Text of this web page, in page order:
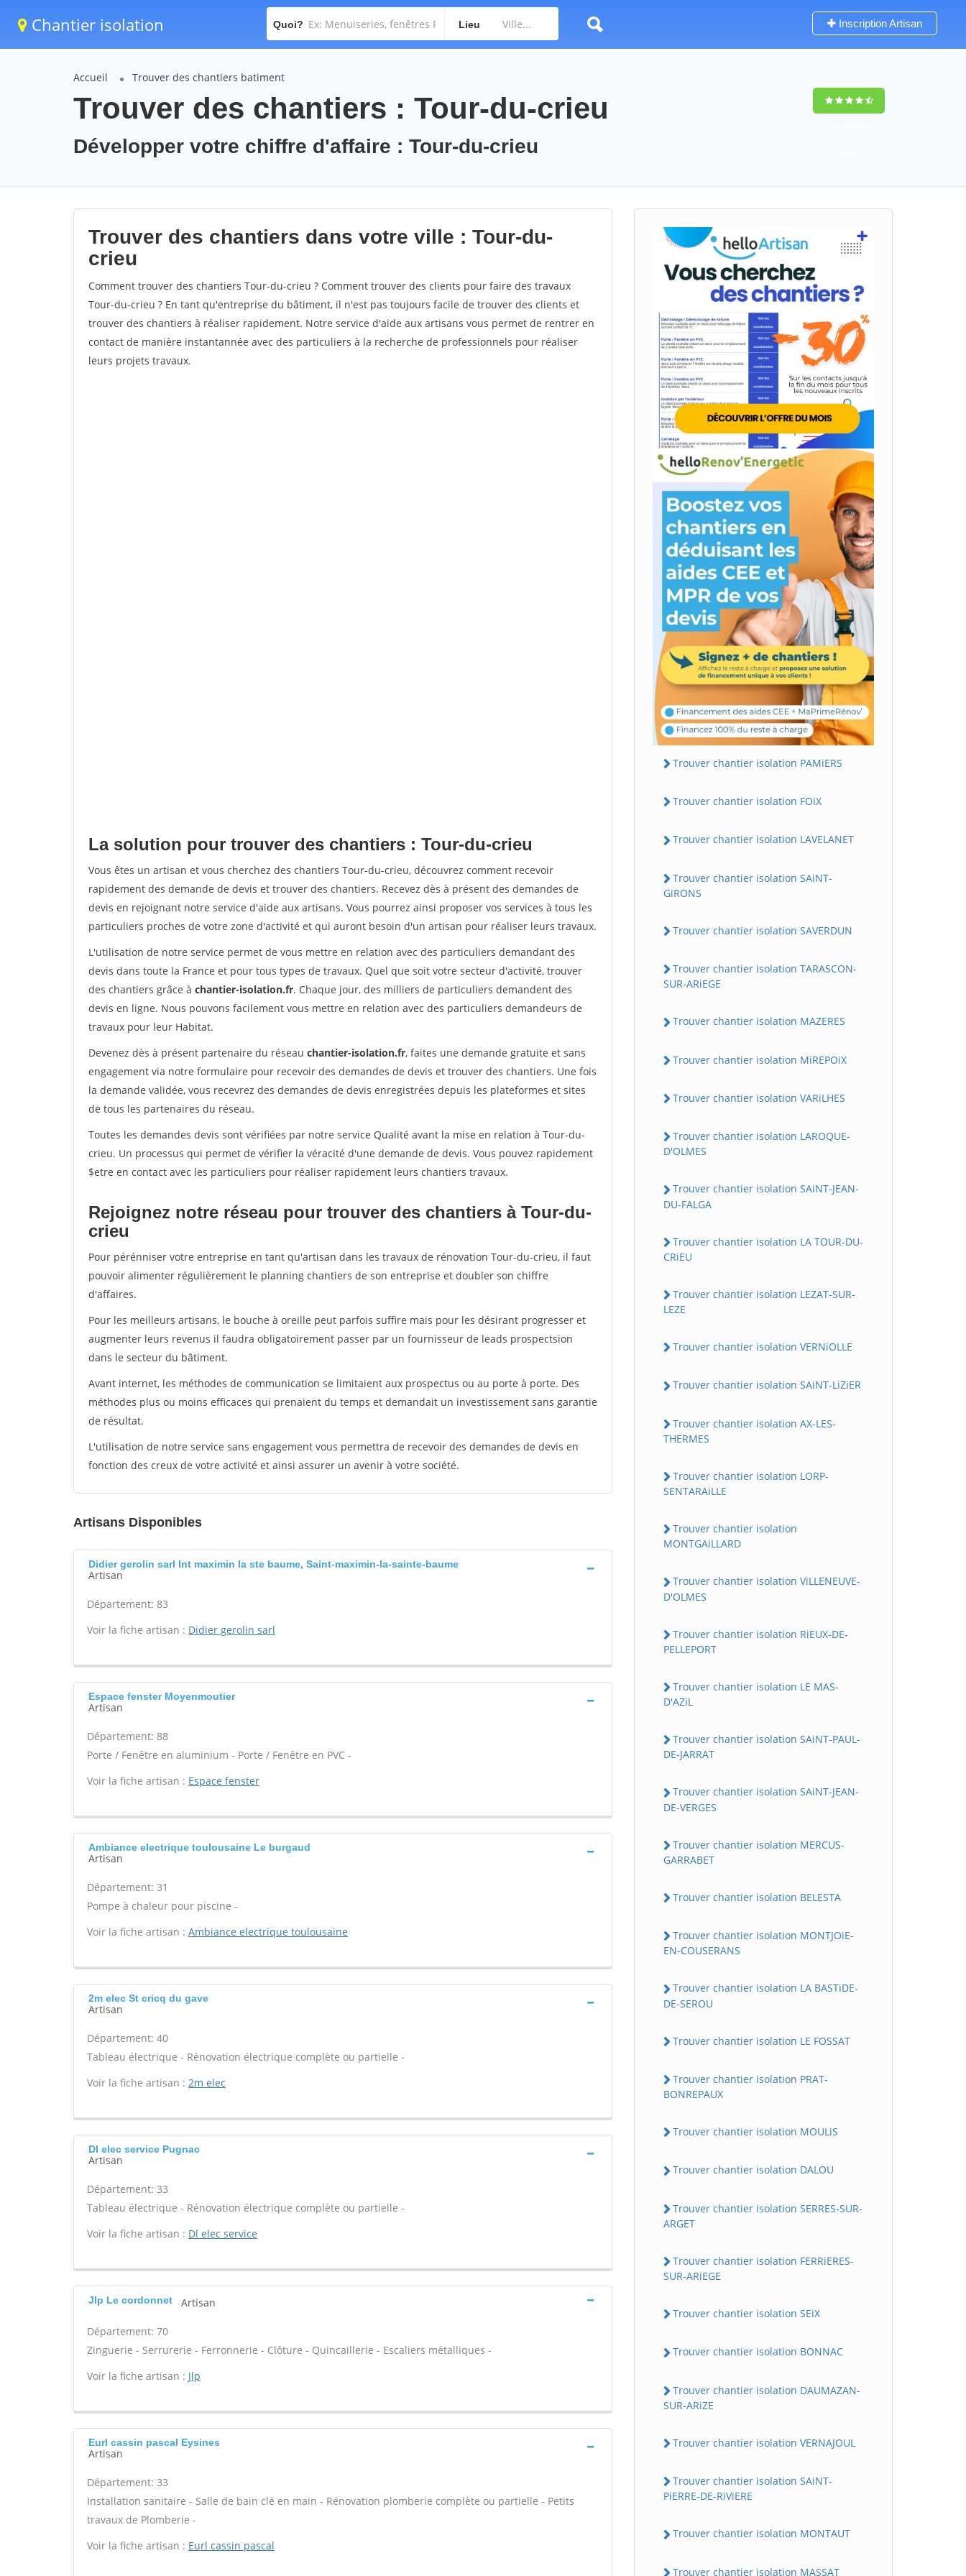
Chantier isolation Quoi? Lieu Inscription Artisan
Accueil Trouver des chantiers batiment
Trouver des chantiers : Tour-du-crieu
Développer votre chiffre d'affaire : Tour-du-crieu
Trouver des chantiers dans votre ville : Tour-du-
crieu
Comment trouver des chantiers Tour-du-crieu ? Comment trouver des clients pour faire des travaux
Tour-du-crieu ? En tant qu'entreprise du bâtiment, il n'est pas toujours facile de trouver des clients et
trouver des chantiers à réaliser rapidement. Notre service d'aide aux artisans vous permet de rentrer en
contact de manière instantannée avec des particuliers à la recherche de professionnels pour réaliser
leurs projets travaux.
La solution pour trouver des chantiers : Tour-du-crieu
Vous êtes un artisan et vous cherchez des chantiers Tour-du-crieu, découvrez comment recevoir
rapidement des demande de devis et trouver des chantiers. Recevez dès à présent des demandes de
devis en rejoignant notre service d'aide aux artisans. Vous pourrez ainsi proposer vos services à tous les
particuliers proches de votre zone d'activité et qui auront besoin d'un artisan pour réaliser leurs travaux.
L'utilisation de notre service permet de vous mettre en relation avec des particuliers demandant des
devis dans toute la France et pour tous types de travaux. Quel que soit votre secteur d'activité, trouver
des chantiers grâce à chantier-isolation.fr. Chaque jour, des milliers de particuliers demandent des
devis en ligne. Nous pouvons facilement vous mettre en relation avec des particuliers demandeurs de
travaux pour leur Habitat.
Devenez dès à présent partenaire du réseau chantier-isolation.fr, faites une demande gratuite et sans
engagement via notre formulaire pour recevoir des demandes de devis et trouver des chantiers. Une fois
la demande validée, vous recevrez des demandes de devis enregistrées depuis les plateformes et sites
de tous les partenaires du réseau.
Toutes les demandes devis sont vérifiées par notre service Qualité avant la mise en relation à Tour-du-
crieu. Un processus qui permet de vérifier la véracité d'une demande de devis. Vous pouvez rapidement
$etre en contact avec les particuliers pour réaliser rapidement leurs chantiers travaux.
Rejoignez notre réseau pour trouver des chantiers à Tour-du-
crieu
Pour pérénniser votre entreprise en tant qu'artisan dans les travaux de rénovation Tour-du-crieu, il faut
pouvoir alimenter régulièrement le planning chantiers de son entreprise et doubler son chiffre
d'affaires.
Pour les meilleurs artisans, le bouche à oreille peut parfois suffire mais pour les désirant progresser et
augmenter leurs revenus il faudra obligatoirement passer par un fournisseur de leads prospectsion
dans le secteur du bâtiment.
Avant internet, les méthodes de communication se limitaient aux prospectus ou au porte à porte. Des
méthodes plus ou moins efficaces qui prenaient du temps et demandait un investissement sans garantie
de résultat.
L'utilisation de notre service sans engagement vous permettra de recevoir des demandes de devis en
fonction des creux de votre activité et ainsi assurer un avenir à votre société.
Artisans Disponibles
Didier gerolin sarl Int maximin la ste baume, Saint-maximin-la-sainte-baume
Artisan
Département: 83
Voir la fiche artisan : Didier gerolin sarl
Espace fenster Moyenmoutier
Artisan
Département: 88
Porte / Fenêtre en aluminium - Porte / Fenêtre en PVC -
Voir la fiche artisan : Espace fenster
Ambiance electrique toulousaine Le burgaud
Artisan
Département: 31
Pompe à chaleur pour piscine -
Voir la fiche artisan : Ambiance electrique toulousaine
2m elec St cricq du gave
Artisan
Département: 40
Tableau électrique - Rénovation électrique complète ou partielle -
Voir la fiche artisan : 2m elec
Dl elec service Pugnac
Artisan
Département: 33
Tableau électrique - Rénovation électrique complète ou partielle -
Voir la fiche artisan : Dl elec service
Jlp Le cordonnet Artisan
Département: 70
Zinguerie - Serrurerie - Ferronnerie - Clôture - Quincaillerie - Escaliers métalliques -
Voir la fiche artisan : Jlp
Eurl cassin pascal Eysines
Artisan
Département: 33
Installation sanitaire - Salle de bain clé en main - Rénovation plomberie complète ou partielle - Petits
travaux de Plomberie -
Voir la fiche artisan : Eurl cassin pascal
Trouver chantier isolation PAMiERS
Trouver chantier isolation FOiX
Trouver chantier isolation LAVELANET
Trouver chantier isolation SAiNT-
GiRONS
Trouver chantier isolation SAVERDUN
Trouver chantier isolation TARASCON-
SUR-ARiEGE
Trouver chantier isolation MAZERES
Trouver chantier isolation MiREPOiX
Trouver chantier isolation VARiLHES
Trouver chantier isolation LAROQUE-
D'OLMES
Trouver chantier isolation SAiNT-JEAN-
DU-FALGA
Trouver chantier isolation LA TOUR-DU-
CRiEU
Trouver chantier isolation LEZAT-SUR-
LEZE
Trouver chantier isolation VERNiOLLE
Trouver chantier isolation SAiNT-LiZiER
Trouver chantier isolation AX-LES-
THERMES
Trouver chantier isolation LORP-
SENTARAiLLE
Trouver chantier isolation
MONTGAiLLARD
Trouver chantier isolation ViLLENEUVE-
D'OLMES
Trouver chantier isolation RiEUX-DE-
PELLEPORT
Trouver chantier isolation LE MAS-
D'AZiL
Trouver chantier isolation SAiNT-PAUL-
DE-JARRAT
Trouver chantier isolation SAiNT-JEAN-
DE-VERGES
Trouver chantier isolation MERCUS-
GARRABET
Trouver chantier isolation BELESTA
Trouver chantier isolation MONTJOiE-
EN-COUSERANS
Trouver chantier isolation LA BASTiDE-
DE-SEROU
Trouver chantier isolation LE FOSSAT
Trouver chantier isolation PRAT-
BONREPAUX
Trouver chantier isolation MOULiS
Trouver chantier isolation DALOU
Trouver chantier isolation SERRES-SUR-
ARGET
Trouver chantier isolation FERRiERES-
SUR-ARiEGE
Trouver chantier isolation SEiX
Trouver chantier isolation BONNAC
Trouver chantier isolation DAUMAZAN-
SUR-ARiZE
Trouver chantier isolation VERNAJOUL
Trouver chantier isolation SAiNT-
PiERRE-DE-RiViERE
Trouver chantier isolation MONTAUT
Trouver chantier isolation MASSAT